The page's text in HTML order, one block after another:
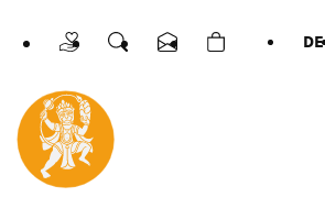
SpendenSucheKontaktWarenkorb
Sprachen DE